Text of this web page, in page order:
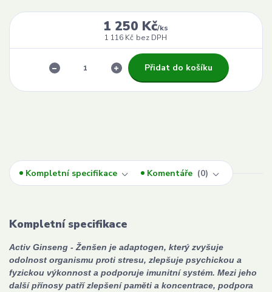
1 250 Kč/ks
1 116 Kč bez DPH
Přidat do košíku
Kompletní specifikace Komentáře 0
Kompletní specifikace
Activ Ginseng - Ženšen je adaptogen, který zvyšuje
odolnost organismu proti stresu, zlepšuje psychickou a
fyzickou výkonnost a podporuje imunitní systém. Mezi jeho
další přínosy patří zlepšení paměti a koncentrace, podpora